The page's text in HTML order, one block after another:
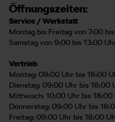
Öffnungszeiten:
Service / Werkstatt
Montag bis Freitag von 7:00
Samstag von 9:00 bis 13:00
Vertrieb
Montag: 09:00 Uhr bis 18:00
Dienstag: 09:00 Uhr bis 18:00
Mittwoch: 10:00 Uhr bis 18:00
Donnerstag: 09:00 Uhr bis
Freitag: 09:00 Uhr bis 18:00